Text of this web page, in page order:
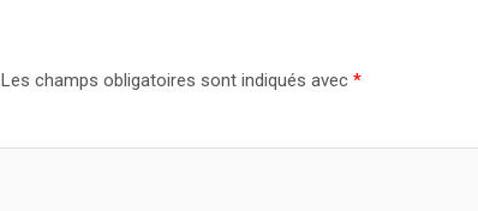
Les champs obligatoires sont indiqués avec *